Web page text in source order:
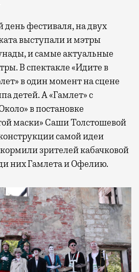
день фестиваля, на двух
выступали и мэтры
и самые актуальные
В спектакле «Идите в
в один момент на сцене
детей. А «Гамлет» с
в постановке
маски» Саши Толстошевой
самой идеи
зрителей кабачковой
них Гамлета и Офелию.